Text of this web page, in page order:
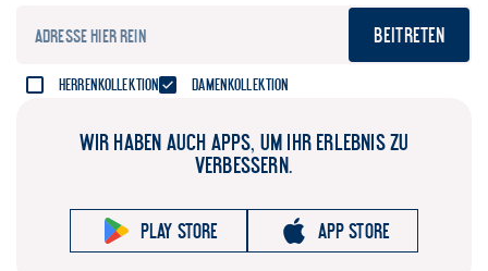
Beitreten
Herrenkollektion Damenkollektion
WIR HABEN AUCH APPS, UM IHR ERLEBNIS ZU
VERBESSERN.
Play store App store